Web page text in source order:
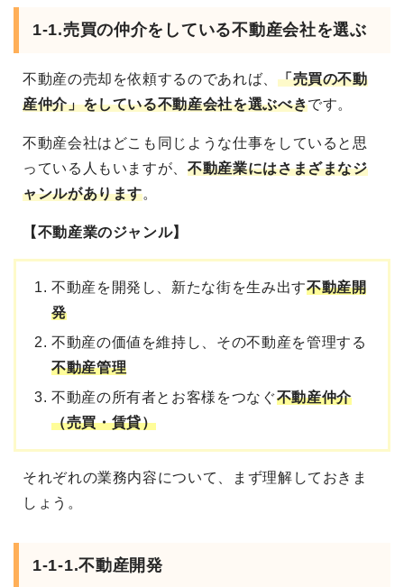
1-1.売買の仲介をしている不動産会社を選ぶ
不動産の売却を依頼するのであれば、 「売買の不動
産仲介」をしている不動産会社を選ぶべきです。
不動産会社はどこも同じような仕事をしていると思
っている人もいますが、不動産業にはさまざまなジ
ャンルがあります。
【不動産業のジャンル】
不動産を開発し、新たな街を生み出す不動産開
発
不動産の価値を維持し、その不動産を管理する
不動産管理
不動産の所有者とお客様をつなぐ不動産仲介
（売買・賃貸）
それぞれの業務内容について、まず理解しておきま
しょう。
1-1-1.不動産開発